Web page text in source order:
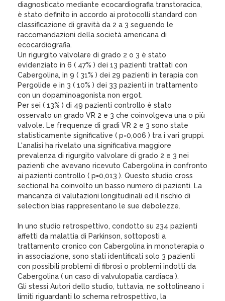
diagnosticato mediante ecocardiografia transtoracica,
è stato definito in accordo ai protocolli standard con
classificazione di gravità da 2 a 3 seguendo le
raccomandazioni della società americana di
ecocardiografia.
Un rigurgito valvolare di grado 2 o 3 è stato
evidenziato in 6 ( 47% ) dei 13 pazienti trattati con
Cabergolina, in 9 ( 31% ) dei 29 pazienti in terapia con
Pergolide e in 3 ( 10% ) dei 33 pazienti in trattamento
con un dopaminoagonista non ergot.
Per sei ( 13% ) di 49 pazienti controllo è stato
osservato un grado VR 2 e 3 che coinvolgeva una o più
valvole. Le frequenze di gradi VR 2 e 3 sono state
statisticamente significative ( p=0,006 ) tra i vari gruppi.
L'analisi ha rivelato una significativa maggiore
prevalenza di rigurgito valvolare di grado 2 e 3 nei
pazienti che avevano ricevuto Cabergolina in confronto
ai pazienti controllo ( p=0,013 ). Questo studio cross
sectional ha coinvolto un basso numero di pazienti. La
mancanza di valutazioni longitudinali ed il rischio di
selection bias rappresentano le sue debolezze.
In uno studio retrospettivo, condotto su 234 pazienti
affetti da malattia di Parkinson, sottoposti a
trattamento cronico con Cabergolina in monoterapia o
in associazione, sono stati identificati solo 3 pazienti
con possibili problemi di fibrosi o problemi indotti da
Cabergolina ( un caso di valvulopatia cardiaca ).
Gli stessi Autori dello studio, tuttavia, ne sottolineano i
limiti riguardanti lo schema retrospettivo, la